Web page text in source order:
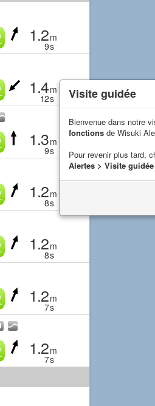
1.2m
9s
1.4m
12s
1.3m
9s
1.2m
8s
1.2m
8s
1.2m
7s
1.2m
7s
Visite guidée
Bienvenue dans notre
fonctions de Wisuki
Pour revenir plus tard,
Alertes > Visite guidée